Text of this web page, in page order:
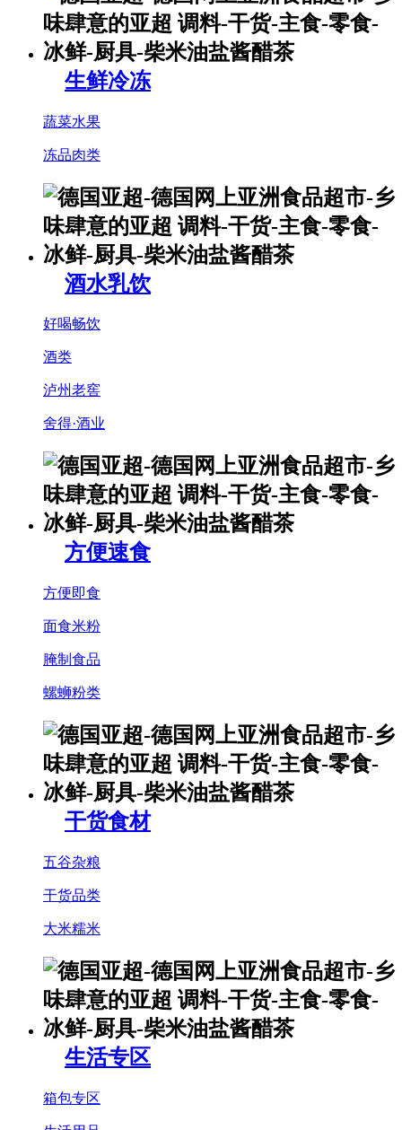
生鲜冷冻
蔬菜水果
冻品肉类
酒水乳饮
好喝畅饮
酒类
泸州老窖
舍得·酒业
方便速食
方便即食
面食米粉
腌制食品
螺蛳粉类
干货食材
五谷杂粮
干货品类
大米糯米
生活专区
箱包专区